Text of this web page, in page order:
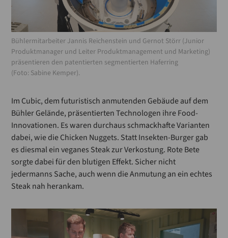
Bühlermitarbeiter Jannis Reichenstein und Gernot Störr (Junior
Produktmanager und Leiter Produktmanagement und Marketing)
präsentieren den patentierten segmentierten Haferring
(Foto: Sabine Kemper).
Im Cubic, dem futuristisch anmutenden Gebäude auf dem
Bühler Gelände, präsentierten Technologen ihre Food-
Innovationen. Es waren durchaus schmackhafte Varianten
dabei, wie die Chicken Nuggets. Statt Insekten-Burger gab
es diesmal ein veganes Steak zur Verkostung. Rote Bete
sorgte dabei für den blutigen Effekt. Sicher nicht
jedermanns Sache, auch wenn die Anmutung an ein echtes
Steak nah herankam.